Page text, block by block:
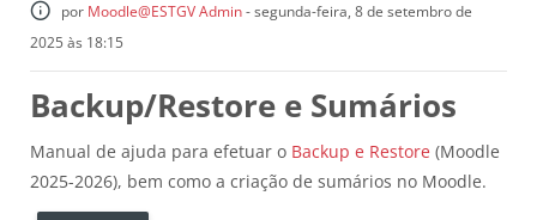
por Moodle@ESTGV Admin-segunda-feira, 8 de setembro de
2025 às 18:15
Backup/Restore e Sumários
Manual de ajuda para efetuar o Backup e Restore (Moodle
2025-2026), bem como a criação de sumários no Moodle.